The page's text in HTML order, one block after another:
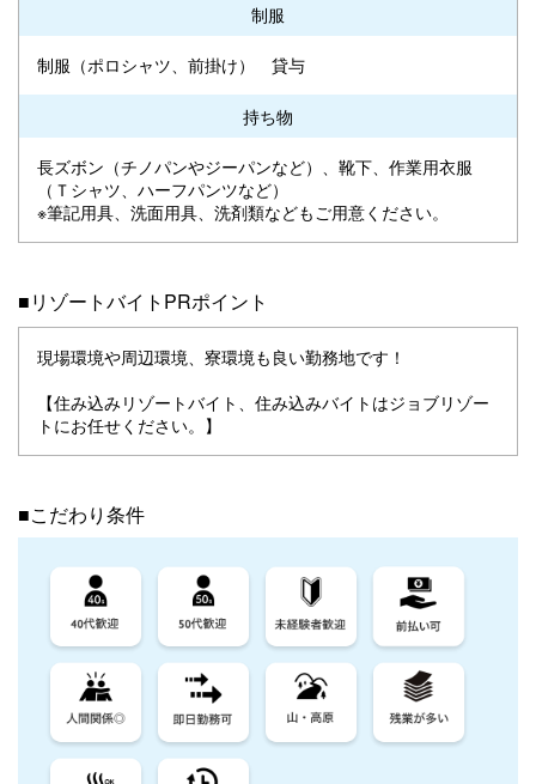
制服
制服（ポロシャツ、前掛け） 貸与
持ち物
長ズボン（チノパンやジーパンなど）、靴下、作業用衣服
（Ｔシャツ、ハーフパンツなど）
※筆記用具、洗面用具、洗剤類などもご用意ください。
■リゾートバイトPRポイント
現場環境や周辺環境、寮環境も良い勤務地です！
【住み込みリゾートバイト、住み込みバイトはジョブリゾー
トにお任せください。】
■こだわり条件